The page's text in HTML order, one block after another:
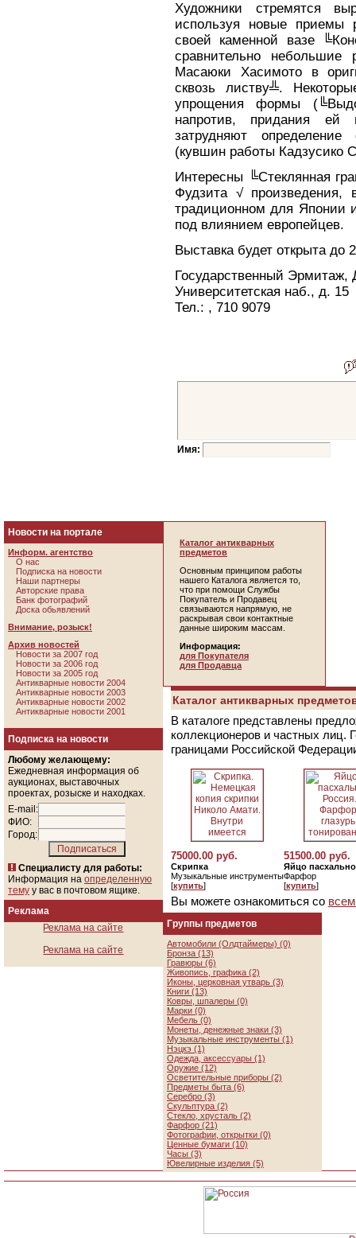
Художники стремятся
используя новые
своей каменной вазе
сравнительно
Масаюки Хасимото в
сквозь листву╩.
упрощения формы
напротив, придания ей
затрудняют определение
(кувшин работы Кадзусико
Интересны ╚Стеклянная
Фудзита √ произведения,
традиционном для Японии
под влиянием европейцев.
Выставка будет открыта до
Государственный
Университетская наб., д. 15
Тел.: , 710 9079
Имя:
Новости на портале
Информ. агентство
О нас
Подписка на новости
Наши партнеры
Авторские права
Банк фотографий
Доска обьявлений
Внимание, розыск!
Архив новостей
Новости за 2007 год
Новости за 2006 год
Новости за 2005 год
Антикварные новости 2004
Антикварные новости 2003
Антикварные новости 2002
Антикварные новости 2001
Подписка на новости
Любому желающему:
Ежедневная информация об
аукционах, выставочных
проектах, розыске и находках.
E-mail:
ФИО:
Город:
Специалисту для работы:
Информация на определенную
тему у вас в почтовом ящике.
Реклама
Реклама на сайте
Реклама на сайте
Каталог антикварных
предметов
Основным принципом работы
нашего Каталога является то,
что при помощи Службы
Покупатель и Продавец
связываются напрямую, не
раскрывая свои контактные
данные широким массам.
Информация:
для Покупателя
для Продавца
Каталог антикварных
В каталоге представлены
коллекционеров и частных лиц.
границами Российской
75000.00 руб.
Скрипка
Музыкальные инструменты
[купить]
51500.00 руб.
Яйцо
Фарфор
[купить]
Вы можете ознакомиться со
Группы предметов
Автомобили (Олдтаймеры) (0)
Бронза (13)
Гравюры (6)
Живопись, графика (2)
Иконы, церковная утварь (3)
Книги (13)
Ковры, шпалеры (0)
Марки (0)
Мебель (0)
Монеты, денежные знаки (3)
Музыкальные инструменты (1)
Нэцкэ (1)
Одежда, аксессуары (1)
Оружие (12)
Осветительные приборы (2)
Предметы быта (6)
Серебро (3)
Скульптура (2)
Стекло, хрусталь (2)
Фарфор (21)
Фотографии, открытки (0)
Ценные бумаги (10)
Часы (3)
Ювелирные изделия (5)